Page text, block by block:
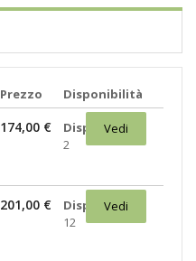
Prezzo Disponibilità
174,00 €
Disponibili:
2
Vedi
201,00 €
Disponibili:
12
Vedi